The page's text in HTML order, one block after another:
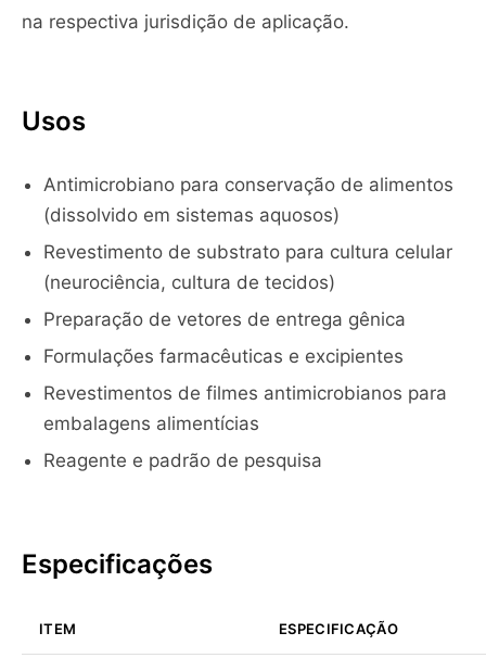
na respectiva jurisdição de aplicação.
Usos
Antimicrobiano para conservação de alimentos
(dissolvido em sistemas aquosos)
Revestimento de substrato para cultura celular
(neurociência, cultura de tecidos)
Preparação de vetores de entrega gênica
Formulações farmacêuticas e excipientes
Revestimentos de filmes antimicrobianos para
embalagens alimentícias
Reagente e padrão de pesquisa
Especificações
ITEM ESPECIFICAÇÃO